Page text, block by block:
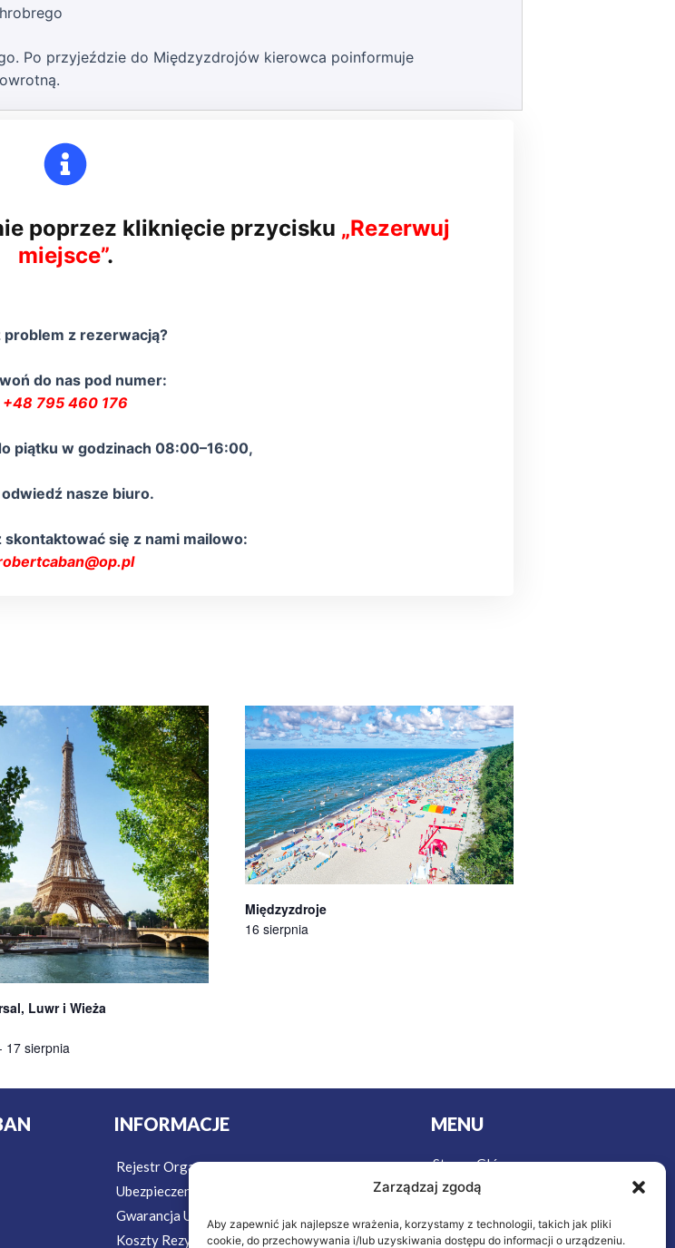
Zarządzaj zgodą
Aby zapewnić jak najlepsze wrażenia, korzystamy z technologii, takich jak pliki
cookie, do przechowywania i/lub uzyskiwania dostępu do informacji o urządzeniu.
Po przyjeździe do Międzyzdrojów kierowca poinformuje
poprzez kliknięcie przycisku „Rezerwuj
miejsce”.
problem z rezerwacją?
do nas pod numer:
+48 795 460 176
piątku w godzinach 08:00–16:00,
nasze biuro.
się z nami mailowo:
Luwr i Wieża
17 sierpnia
Międzyzdroje
16 sierpnia
INFORMACJE
Rejestr Organizatorów Turystyki
Ubezpieczenie w Podróży
Gwarancja Ubezpieczeniowa
Koszty Rezygnacji Ubezpieczenie
MENU
Strona Główna
Wycieczki
O nas